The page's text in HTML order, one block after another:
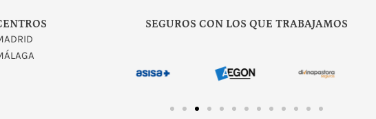
SEGUROS CON LOS QUE TRABAJAMOS